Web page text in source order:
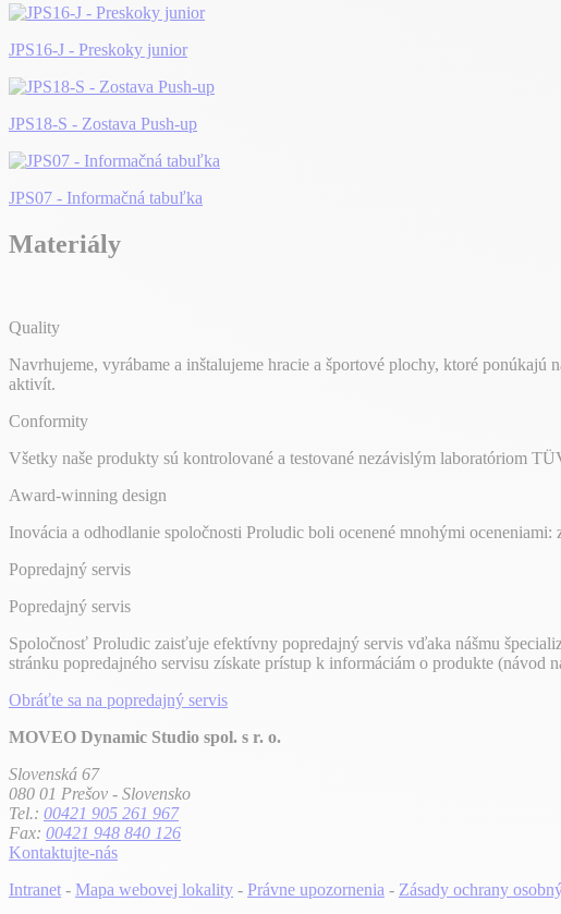
JPS16-J - Preskoky junior
JPS18-S - Zostava Push-up
JPS07 - Informačná tabuľka
Materiály
Quality
Navrhujeme, vyrábame a inštalujeme hracie a športové plochy, ktoré
aktivít.
Conformity
Všetky naše produkty sú kontrolované a testované nezávislým laboratóriom
Award-winning design
Inovácia a odhodlanie spoločnosti Proludic boli ocenené mnohými
Popredajný servis
Popredajný servis
Spoločnosť Proludic zaisťuje efektívny popredajný servis vďaka nášmu
stránku popredajného servisu získate prístup k informáciám o produkte (návod
Obráťte sa na popredajný servis
MOVEO Dynamic Studio spol. s r. o.
Slovenská 67
080 01 Prešov - Slovensko
Tel.: 00421 905 261 967
Fax: 00421 948 840 126
Kontaktujte-nás
Intranet - Mapa webovej lokality - Právne upozornenia - Zásady ochrany